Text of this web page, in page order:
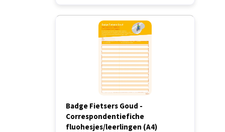
Badge Fietsers Goud -
Correspondentiefiche
fluohesjes/leerlingen (A4)